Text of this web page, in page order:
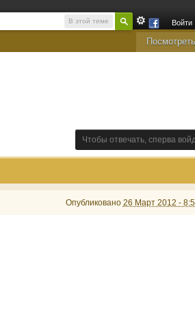
В этой теме Войти
Чтобы отвечать, сперва
Опубликовано 26 Март 2012 -